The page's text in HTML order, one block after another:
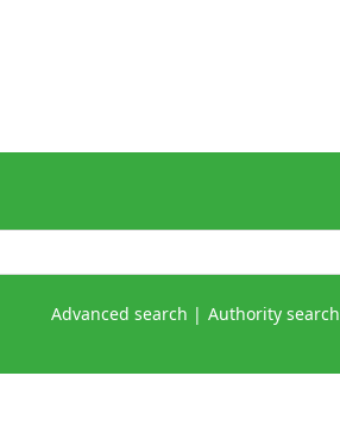
Advanced search Authority search